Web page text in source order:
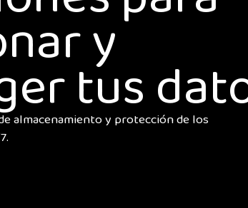
y
tus
almacenamiento y protección de los